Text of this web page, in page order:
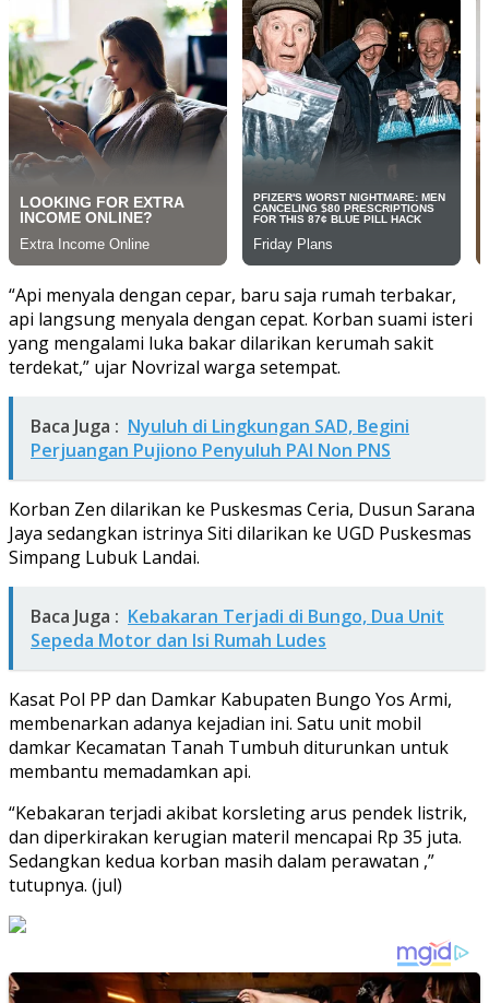
“Api menyala dengan cepar, baru saja rumah terbakar,
api langsung menyala dengan cepat. Korban suami isteri
yang mengalami luka bakar dilarikan kerumah sakit
terdekat,” ujar Novrizal warga setempat.
Baca Juga : Nyuluh di Lingkungan SAD, Begini
Perjuangan Pujiono Penyuluh PAI Non PNS
Korban Zen dilarikan ke Puskesmas Ceria, Dusun Sarana
Jaya sedangkan istrinya Siti dilarikan ke UGD Puskesmas
Simpang Lubuk Landai.
Baca Juga : Kebakaran Terjadi di Bungo, Dua Unit
Sepeda Motor dan Isi Rumah Ludes
Kasat Pol PP dan Damkar Kabupaten Bungo Yos Armi,
membenarkan adanya kejadian ini. Satu unit mobil
damkar Kecamatan Tanah Tumbuh diturunkan untuk
membantu memadamkan api.
“Kebakaran terjadi akibat korsleting arus pendek listrik,
dan diperkirakan kerugian materil mencapai Rp 35 juta.
Sedangkan kedua korban masih dalam perawatan ,”
tutupnya. (jul)